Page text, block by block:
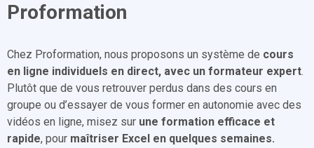
Proformation
Chez Proformation, nous proposons un système de cours
en ligne individuels en direct, avec un formateur expert.
Plutôt que de vous retrouver perdus dans des cours en
groupe ou d’essayer de vous former en autonomie avec des
vidéos en ligne, misez sur une formation efficace et
rapide, pour maîtriser Excel en quelques semaines.